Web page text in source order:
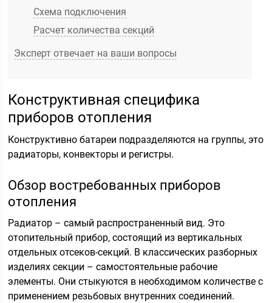
Схема подключения
Расчет количества секций
Эксперт отвечает на ваши вопросы
Конструктивная специфика
приборов отопления
Конструктивно батареи подразделяются на группы, это
радиаторы, конвекторы и регистры.
Обзор востребованных приборов
отопления
Радиатор – самый распространенный вид. Это
отопительный прибор, состоящий из вертикальных
отдельных отсеков-секций. В классических разборных
изделиях секции – самостоятельные рабочие
элементы. Они стыкуются в необходимом количестве с
применением резьбовых внутренних соединений.